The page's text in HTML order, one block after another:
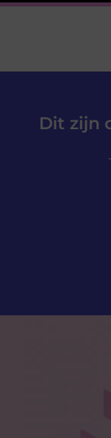
Dit zijn